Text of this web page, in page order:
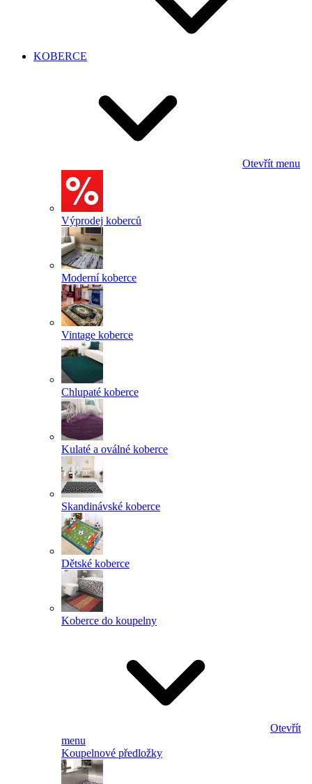
KOBERCE
Otevřít menu
Výprodej koberců
Moderní koberce
Vintage koberce
Chlupaté koberce
Kulaté a oválné koberce
Skandinávské koberce
Dětské koberce
Koberce do koupelny
Otevřít
menu
Koupelnové předložky